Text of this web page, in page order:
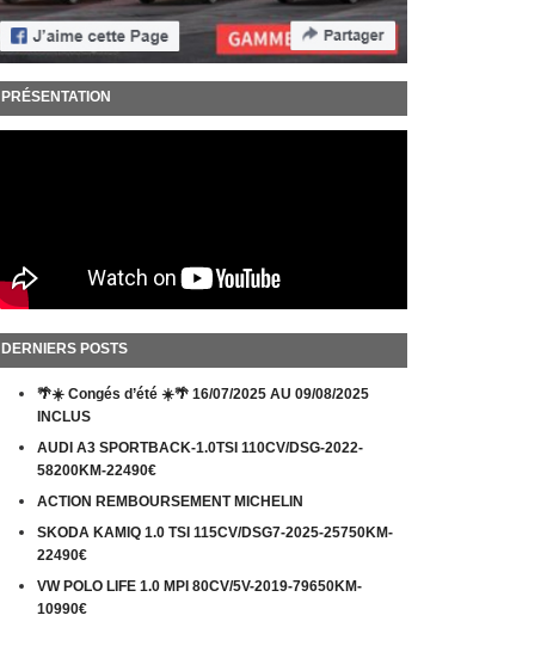
PRÉSENTATION
DERNIERS POSTS
🌴☀️ Congés d’été ☀️🌴 16/07/2025 AU 09/08/2025
INCLUS
AUDI A3 SPORTBACK-1.0TSI 110CV/DSG-2022-
58200KM-22490€
ACTION REMBOURSEMENT MICHELIN
SKODA KAMIQ 1.0 TSI 115CV/DSG7-2025-25750KM-
22490€
VW POLO LIFE 1.0 MPI 80CV/5V-2019-79650KM-
10990€